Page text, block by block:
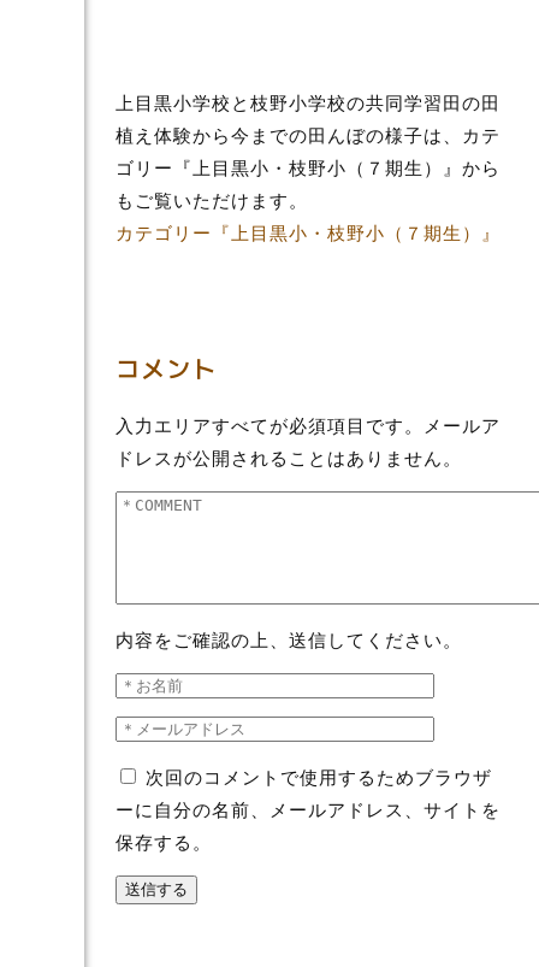
上目黒小学校と枝野小学校の共同学習田の田
植え体験から今までの田んぼの様子は、カテ
ゴリー『上目黒小・枝野小（７期生）』から
もご覧いただけます。
カテゴリー『上目黒小・枝野小（７期生）』
コメント
入力エリアすべてが必須項目です。メールア
ドレスが公開されることはありません。
内容をご確認の上、送信してください。
次回のコメントで使用するためブラウザ
ーに自分の名前、メールアドレス、サイトを
保存する。